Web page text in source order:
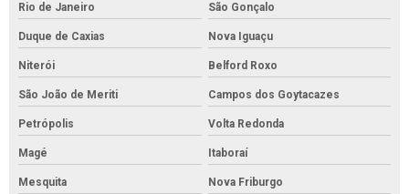
Rio de Janeiro São Gonçalo
Duque de Caxias Nova Iguaçu
Niterói Belford Roxo
São João de Meriti Campos dos Goytacazes
Petrópolis Volta Redonda
Magé Itaboraí
Mesquita Nova Friburgo